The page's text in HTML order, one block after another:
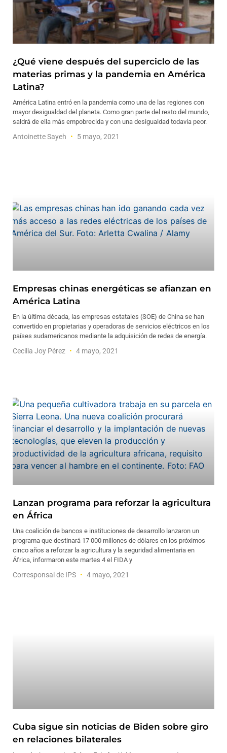
¿Qué viene después del superciclo de las
materias primas y la pandemia en América
Latina?
América Latina entró en la pandemia como una de las regiones con
mayor desigualdad del planeta. Como gran parte del resto del mundo,
saldrá de ella más empobrecida y con una desigualdad todavía peor.
Antoinette Sayeh 5 mayo, 2021
Empresas chinas energéticas se afianzan en
América Latina
En la última década, las empresas estatales (SOE) de China se han
convertido en propietarias y operadoras de servicios eléctricos en los
países sudamericanos mediante la adquisición de redes de energía.
Cecilia Joy Pérez 4 mayo, 2021
Lanzan programa para reforzar la agricultura
en África
Una coalición de bancos e instituciones de desarrollo lanzaron un
programa que destinará 17 000 millones de dólares en los próximos
cinco años a reforzar la agricultura y la seguridad alimentaria en
África, informaron este martes 4 el FIDA y
Corresponsal de IPS 4 mayo, 2021
Cuba sigue sin noticias de Biden sobre giro
en relaciones bilaterales